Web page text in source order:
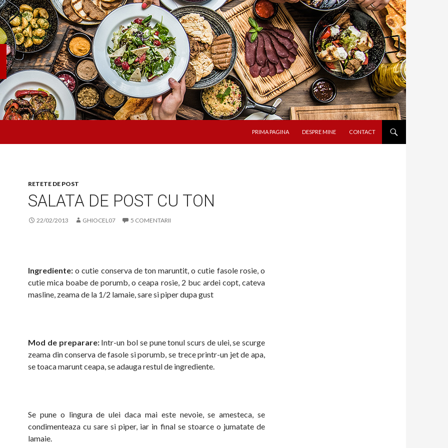
PRIMA PAGINA
DESPRE MINE CONTACT
RETETE DE POST
SALATA DE POST CU TON
22/02/2013 GHIOCEL07 5 COMENTARII
Ingrediente: o cutie conserva de ton maruntit, o cutie fasole rosie, o
cutie mica boabe de porumb, o ceapa rosie, 2 buc ardei copt, cateva
masline, zeama de la 1/2 lamaie, sare si piper dupa gust
Mod de preparare:Intr-un bol se pune tonul scurs de ulei, se scurge
zeama din conserva de fasole si porumb, se trece printr-un jet de apa,
se toaca marunt ceapa, se adauga restul de ingrediente.
Se pune o lingura de ulei daca mai este nevoie, se amesteca, se
condimenteaza cu sare si piper, iar in final se stoarce o jumatate de
lamaie.